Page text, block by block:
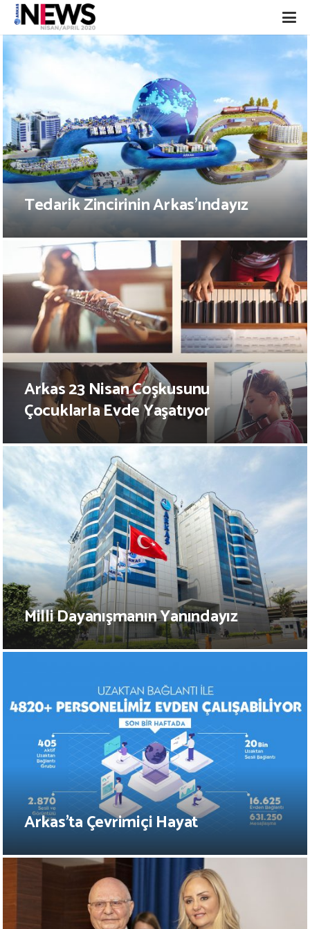
Tedarik Zincirinin Arkas’ındayız
Arkas 23 Nisan Coşkusunu
Çocuklarla Evde Yaşatıyor
Milli Dayanışmanın Yanındayız
Arkas’ta Çevrimiçi Hayat